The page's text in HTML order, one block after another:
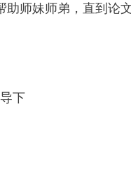
助师妹师弟，直到论
下